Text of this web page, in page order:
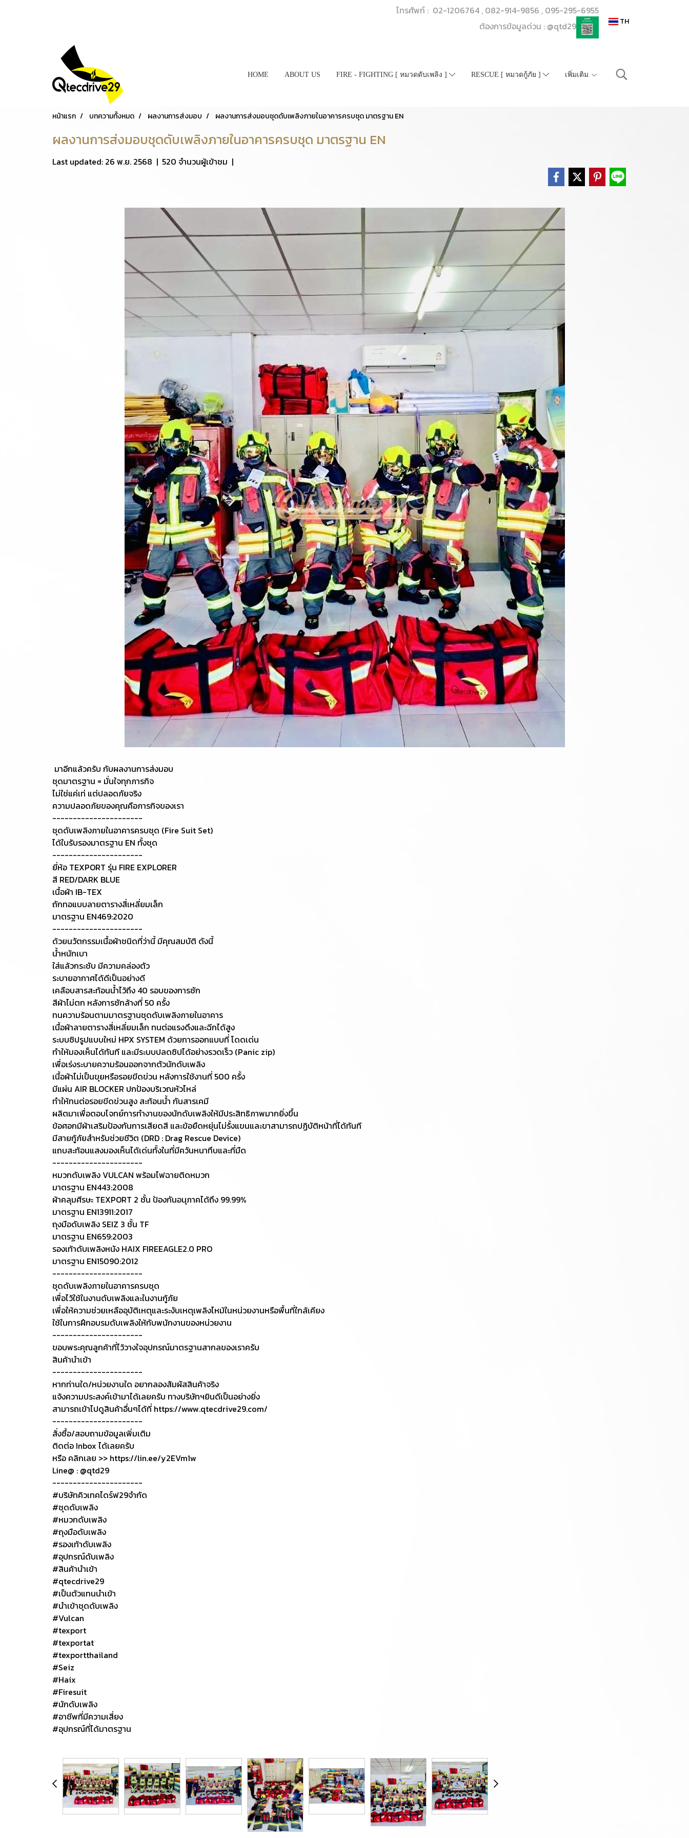
โทรศัพท์ : 02-1206764 , 082-914-9856 , 095-295-6955
ต้องการข้อมูลด่วน : @qtd29
TH
HOME ABOUT US FIRE - FIGHTING [ หมวดดับเพลิง ] RESCUE [ หมวดกู้ภัย ] เพิ่มเติม
หน้าแรก บทความทั้งหมด ผลงานการส่งมอบ ผลงานการส่งมอบชุดดับเพลิงภายในอาคารครบชุด มาตรฐาน EN
ผลงานการส่งมอบชุดดับเพลิงภายในอาคารครบชุด มาตรฐาน EN
Last updated: 26 พ.ย. 2568 | 520 จำนวนผู้เข้าชม |
มาอีกแล้วครับ กับผลงานการส่งมอบ
ชุดมาตรฐาน = มั่นใจทุกภารกิจ
ไม่ใช่แค่เท่ แต่ปลอดภัยจริง
ความปลอดภัยของคุณคือภารกิจของเรา
----------------------
ชุดดับเพลิงภายในอาคารครบชุด (Fire Suit Set)
ได้ใบรับรองมาตรฐาน EN ทั้งชุด
----------------------
ยี่ห้อ TEXPORT รุ่น FIRE EXPLORER
สี RED/DARK BLUE
เนื้อผ้า IB-TEX
ถักทอแบบลายตารางสี่เหลี่ยมเล็ก
มาตรฐาน EN469:2020
----------------------
ด้วยนวัตกรรมเนื้อผ้าชนิดที่ว่านี้ มีคุณสมบัติ ดังนี้
น้ำหนักเบา
ใส่แล้วกระชับ มีความคล่องตัว
ระบายอากาศได้ดีเป็นอย่างดี
เคลือบสารสะท้อนน้ำไว้ถึง 40 รอบของการซัก
สีผ้าไม่ตก หลังการซักล้างที่ 50 ครั้ง
ทนความร้อนตามมาตรฐานชุดดับเพลิงภายในอาคาร
เนื้อผ้าลายตารางสี่เหลี่ยมเล็ก ทนต่อแรงดึงและฉีกได้สูง
ระบบซิปรูปแบบใหม่ HPX SYSTEM ด้วยการออกแบบที่ โดดเด่น
ทำให้มองเห็นได้ทันที และมีระบบปลดซิปได้อย่างรวดเร็ว (Panic zip)
เพื่อเร่งระบายความร้อนออกจากตัวนักดับเพลิง
เนื้อผ้าไม่เป็นขุยหรือรอยขีดข่วน หลังการใช้งานที่ 500 ครั้ง
มีแผ่น AIR BLOCKER ปกป้องบริเวณหัวไหล่
ทำให้ทนต่อรอยขีดข่วนสูง สะท้อนน้ำ กันสารเคมี
ผลิตมาเพื่อตอบโจทย์การทำงานของนักดับเพลิงให้มีประสิทธิภาพมากยิ่งขึ้น
ข้อศอกมีผ้าเสริมป้องกันการเสียดสี และข้อยืดหยุ่นไม่รั้งแขนและขาสามารถปฏิบัติหน้าที่ได้ทันที
มีสายกู้ภัยสำหรับช่วยชีวิต (DRD : Drag Rescue Device)
แถบสะท้อนแสงมองเห็นได้เด่นทั้งในที่มีควันหนาทึบและที่มืด
----------------------
หมวกดับเพลิง VULCAN พร้อมไฟฉายติดหมวก
มาตรฐาน EN443:2008
ผ้าคลุมศีรษะ TEXPORT 2 ชั้น ป้องกันอนุภาคได้ถึง 99.99%
มาตรฐาน EN13911:2017
ถุงมือดับเพลิง SEIZ 3 ชั้น TF
มาตรฐาน EN659:2003
รองเท้าดับเพลิงหนัง HAIX FIREEAGLE2.0 PRO
มาตรฐาน EN15090:2012
----------------------
ชุดดับเพลิงภายในอาคารครบชุด
เพื่อไว้ใช้ในงานดับเพลิงและในงานกู้ภัย
เพื่อให้ความช่วยเหลืออุบัติเหตุและระงับเหตุเพลิงไหม้ในหน่วยงานหรือพื้นที่ใกล้เคียง
ใช้ในการฝึกอบรมดับเพลิงให้กับพนักงานของหน่วยงาน
----------------------
ขอบพระคุณลูกค้าที่ไว้วางใจอุปกรณ์มาตรฐานสากลของเราครับ
สินค้านำเข้า
----------------------
หากท่านใด/หน่วยงานใด อยากลองสัมผัสสินค้าจริง
แจ้งความประสงค์เข้ามาได้เลยครับ ทางบริษัทฯยินดีเป็นอย่างยิ่ง
สามารถเข้าไปดูสินค้าอื่นๆได้ที่ https://www.qtecdrive29.com/
----------------------
สั่งซื้อ/สอบถามข้อมูลเพิ่มเติม
ติดต่อ Inbox ได้เลยครับ
หรือ คลิกเลย >> https://lin.ee/y2EVm1w
Line@ : @qtd29
----------------------
#บริษัทคิวเทคไดร์ฟ29จำกัด
#ชุดดับเพลิง
#หมวกดับเพลิง
#ถุงมือดับเพลิง
#รองเท้าดับเพลิง
#อุปกรณ์ดับเพลิง
#สินค้านำเข้า
#qtecdrive29
#เป็นตัวแทนนำเข้า
#นำเข้าชุดดับเพลิง
#Vulcan
#texport
#texportat
#texportthailand
#Seiz
#Haix
#Firesuit
#นักดับเพลิง
#อาชีพที่มีความเสี่ยง
#อุปกรณ์ที่ได้มาตรฐาน